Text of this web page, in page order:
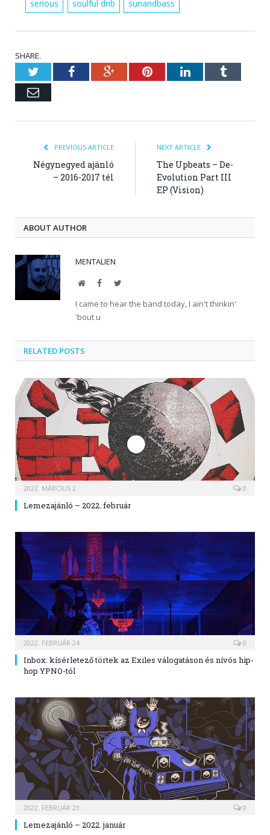
serious soulful dnb sunandbass
SHARE.
TwitterFacebookGoogle+PinterestLinkedInTumblr
Email
PREVIOUS ARTICLE
Négynegyed ajánló
– 2016-2017 tél
NEXT ARTICLE
The Upbeats – De-
Evolution Part III
EP (Vision)
ABOUT AUTHOR
MENTALIEN
WebsiteFacebookTwitter
I came to hear the band today, I ain't thinkin'
'bout u
RELATED POSTS
2022. MÁRCIUS 2. 0
Lemezajánló – 2022. február
2022. FEBRUÁR 24. 0
Inbox: kísérletező törtek az Exiles válogatáson és nívós hip-
hop YPNO-tól
2022. FEBRUÁR 23. 0
Lemezajánló – 2022. január